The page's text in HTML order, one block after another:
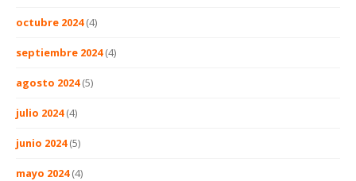
octubre 2024(4)
septiembre 2024(4)
agosto 2024(5)
julio 2024(4)
junio 2024(5)
mayo 2024(4)